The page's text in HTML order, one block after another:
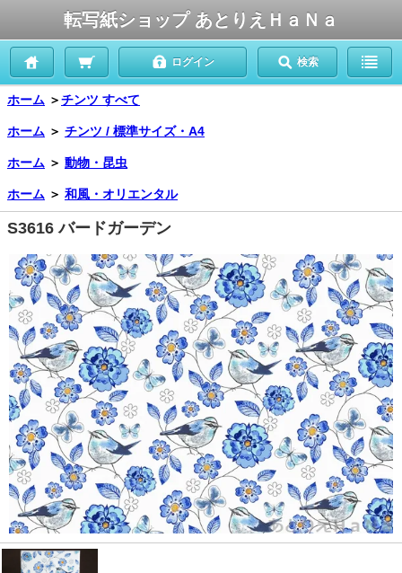
転写紙ショップ あとりえＨａＮａ
ログイン 検索
ホーム ＞チンツ すべて
ホーム ＞ チンツ / 標準サイズ・A4
ホーム ＞ 動物・昆虫
ホーム ＞ 和風・オリエンタル
S3616 バードガーデン